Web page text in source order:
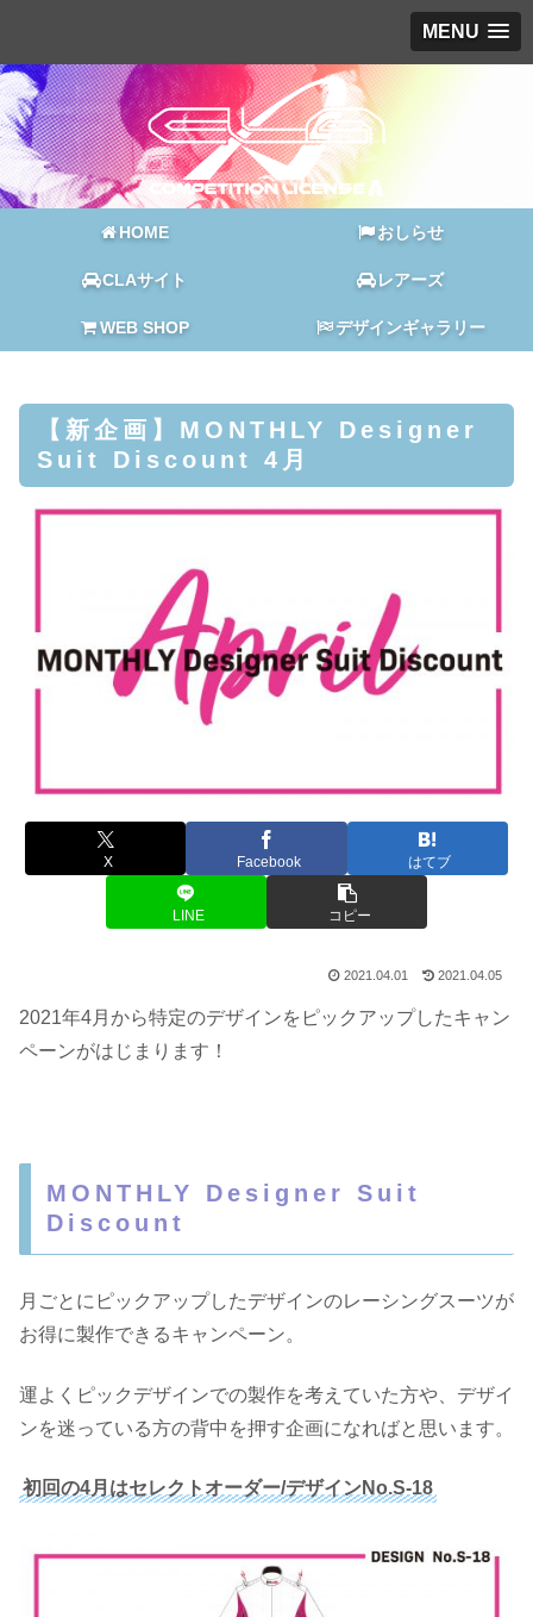
MENU
HOME おしらせ
CLAサイト レアーズ
WEB SHOP デザインギャラリー
【新企画】MONTHLY Designer
Suit Discount 4月
X Facebook はてブ
LINE コピー
2021.04.01 2021.04.05
2021年4月から特定のデザインをピックアップしたキャン
ペーンがはじまります！
MONTHLY Designer Suit
Discount
月ごとにピックアップしたデザインのレーシングスーツが
お得に製作できるキャンペーン。
運よくピックデザインでの製作を考えていた方や、デザイ
ンを迷っている方の背中を押す企画になればと思います。
初回の4月はセレクトオーダー/デザインNo.S-18